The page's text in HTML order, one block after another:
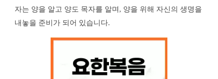
자는 양을 알고 양도 목자를 알며, 양을 위해 자신의 생명을
내놓을 준비가 되어 있습니다.